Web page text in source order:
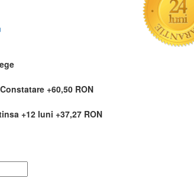
+60,50 RON
+12 luni +37,27 RON